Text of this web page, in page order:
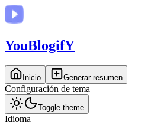
YouBlogifY
Inicio Generar resumen
Configuración de tema
Toggle theme
Idioma